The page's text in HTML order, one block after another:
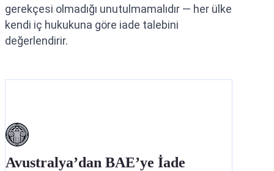
gerekçesi olmadığı unutulmamalıdır — her ülke
kendi iç hukukuna göre iade talebini
değerlendirir.
Avustralya’dan BAE’ye İade